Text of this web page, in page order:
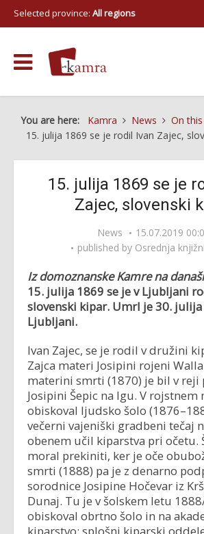
Selected province: All regions
You are here: Kamra News
On
15. julija 1869 se je rodil Ivan Zajec,
15. julija 1869 se je
Zajec, slovenski
News
15.07.2019
published by Osrednja
Iz domoznanske Kamre na
15. julija 1869 se je v Ljubljani
slovenski kipar. Umrl je 30. julija
Ljubljani.
Ivan Zajec, se je rodil v družini
Zajca materi Josipini rojeni
materini smrti (1870) je bil v reji
Josipini Šepic na Igu. V rojstnem
obiskoval ljudsko šolo
večerni vajeniški gradbeni tečaj
obenem učil kiparstva pri očetu.
moral prekiniti, ker je oče
smrti (1888) pa je z denarno
sorodnice Josipine Hočevar iz
Dunaj. Tu je v šolskem letu
obiskoval obrtno šolo in na